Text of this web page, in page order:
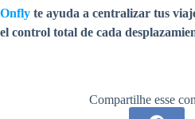
Onfly te ayuda a centralizar tus
el control total de cada
Compartilhe esse